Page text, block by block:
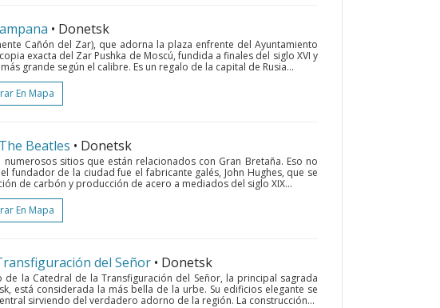
• Donetsk
Cañón del Zar), que adorna la plaza enfrente del Ayuntamiento
exacta del Zar Pushka de Moscú, fundida a finales del siglo XVI y
grande según el calibre. Es un regalo de la capital de Rusia...
En Mapa
Beatles • Donetsk
numerosos sitios que están relacionados con Gran Bretaña. Eso no
fundador de la ciudad fue el fabricante galés, John Hughes, que se
de carbón y producción de acero a mediados del siglo XIX...
En Mapa
del Señor • Donetsk
de la Catedral de la Transfiguración del Señor, la principal sagrada
está considerada la más bella de la urbe. Su edificios elegante se
sirviendo del verdadero adorno de la región. La construcción...